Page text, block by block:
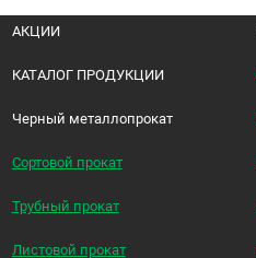
АКЦИИ
КАТАЛОГ ПРОДУКЦИИ
Черный металлопрокат
Сортовой прокат
Трубный прокат
Листовой прокат